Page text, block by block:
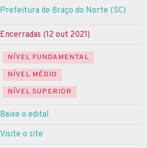
Prefeitura de Braço do Norte (SC)
Encerradas (12 out 2021)
NÍVEL FUNDAMENTAL
NÍVEL MÉDIO
NÍVEL SUPERIOR
Baixe o edital
Visite o site